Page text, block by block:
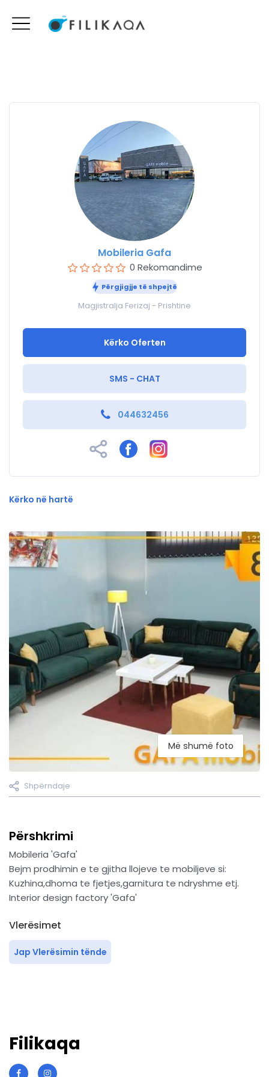
Më shumë foto
Shpërndaje
Përshkrimi
Mobileria 'Gafa'
Bejm prodhimin e te gjitha llojeve te mobiljeve si:
Kuzhina,dhoma te fjetjes,garnitura te ndryshme etj.
Interior design factory 'Gafa'
Vlerësimet
Jap Vlerësimin tënde
Mobileria Gafa
0 Rekomandime
Përgjigjje të shpejtë
Magjistralja Ferizaj - Prishtine
Kërko Oferten
SMS - CHAT
044632456
Kërko në hartë
Filikaqa